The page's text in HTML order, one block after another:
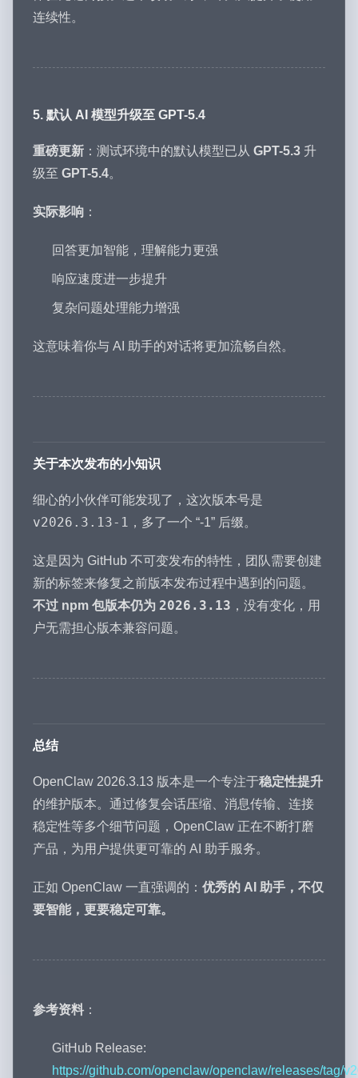
连续性。
5. 默认 AI 模型升级至 GPT-5.4
重磅更新 ：测试环境中的默认模型已从 GPT-5.3 升
级至 GPT-5.4。
实际影响 ：
回答更加智能，理解能力更强
响应速度进一步提升
复杂问题处理能力增强
这意味着你与 AI 助手的对话将更加流畅自然。
关于本次发布的小知识
细心的小伙伴可能发现了，这次版本号是
v2026.3.13-1 ，多了一个 “-1” 后缀。
这是因为 GitHub 不可变发布的特性，团队需要创建
新的标签来修复之前版本发布过程中遇到的问题。
不过 npm 包版本仍为 2026.3.13 ，没有变化，用
户无需担心版本兼容问题。
总结
OpenClaw 2026.3.13 版本是一个专注于稳定性提升
的维护版本。通过修复会话压缩、消息传输、连接
稳定性等多个细节问题，OpenClaw 正在不断打磨
产品，为用户提供更可靠的 AI 助手服务。
正如 OpenClaw 一直强调的： 优秀的 AI 助手，不仅
要智能，更要稳定可靠。
参考资料 ：
GitHub Release:
https://github.com/openclaw/openclaw/releases/tag/